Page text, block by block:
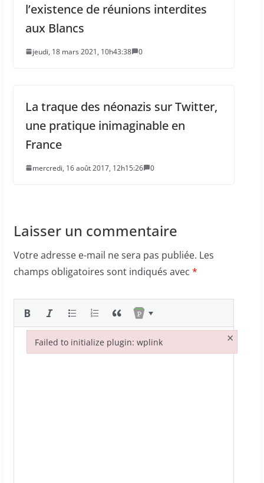
l’existence de réunions interdites
aux Blancs
jeudi, 18 mars 2021, 10h43:38 0
La traque des néonazis sur Twitter,
une pratique inimaginable en
France
mercredi, 16 août 2017, 12h15:26 0
Laisser un commentaire
Votre adresse e-mail ne sera pas publiée. Les
champs obligatoires sont indiqués avec *
Failed to initialize plugin: wplink ×
Failed to initialize plugin: wplink